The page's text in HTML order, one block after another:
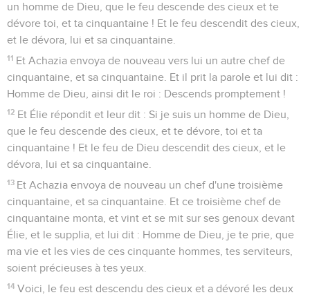
un homme de Dieu, que le feu descende des cieux et te
dévore toi, et ta cinquantaine ! Et le feu descendit des cieux,
et le dévora, lui et sa cinquantaine.
11 Et Achazia envoya de nouveau vers lui un autre chef de
cinquantaine, et sa cinquantaine. Et il prit la parole et lui dit :
Homme de Dieu, ainsi dit le roi : Descends promptement !
12 Et Élie répondit et leur dit : Si je suis un homme de Dieu,
que le feu descende des cieux, et te dévore, toi et ta
cinquantaine ! Et le feu de Dieu descendit des cieux, et le
dévora, lui et sa cinquantaine.
13 Et Achazia envoya de nouveau un chef d'une troisième
cinquantaine, et sa cinquantaine. Et ce troisième chef de
cinquantaine monta, et vint et se mit sur ses genoux devant
Élie, et le supplia, et lui dit : Homme de Dieu, je te prie, que
ma vie et les vies de ces cinquante hommes, tes serviteurs,
soient précieuses à tes yeux.
14 Voici, le feu est descendu des cieux et a dévoré les deux